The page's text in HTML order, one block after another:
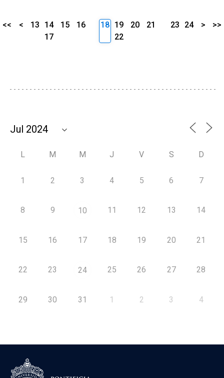
<< < 13 14 15
16
17
18 19 20
21
22
23 24 > >>
L M M J V S D
1 2 3 4 5 6 7
8 9 10 11 12 13 14
15 16 17 18 19 20 21
22 23 24 25 26 27 28
29 30 31 1 2 3 4